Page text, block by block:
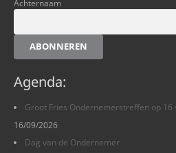
Achternaam
ABONNEREN
Agenda:
Groot Fries Ondernemerstreffen op 16
16/09/2026
Dag van de Ondernemer